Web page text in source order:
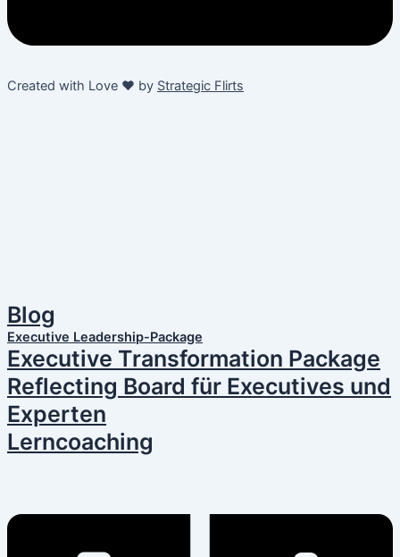
Created with Love ❤️ by Strategic Flirts
Blog
Executive Leadership-Package
Executive Transformation Package
Reflecting Board für Executives und
Experten
Lerncoaching